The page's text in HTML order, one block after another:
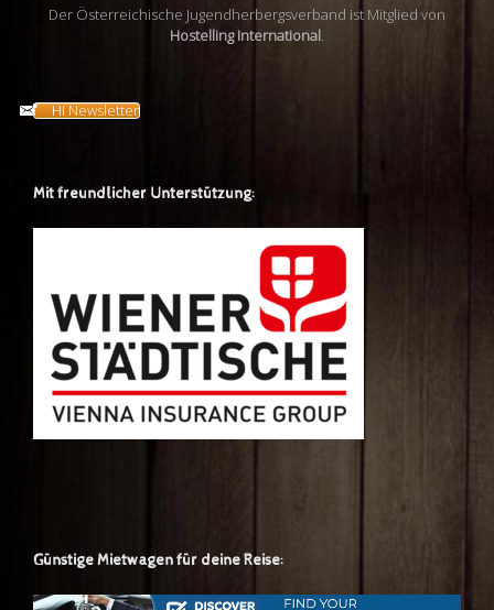
Der Österreichische Jugendherbergsverband ist Mitglied von
Hostelling International.
HI Newsletter
Mit freundlicher Unterstützung:
Günstige Mietwagen für deine Reise: